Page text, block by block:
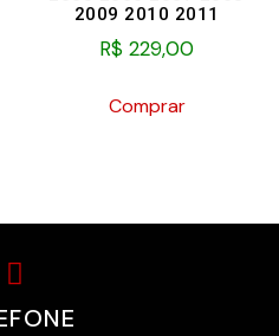
2009 2010 2011
R$ 229,00
Comprar